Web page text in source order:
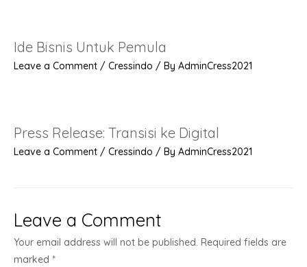
Ide Bisnis Untuk Pemula
Leave a Comment / Cressindo / By AdminCress2021
Press Release: Transisi ke Digital
Leave a Comment / Cressindo / By AdminCress2021
Leave a Comment
Your email address will not be published. Required fields are
marked *